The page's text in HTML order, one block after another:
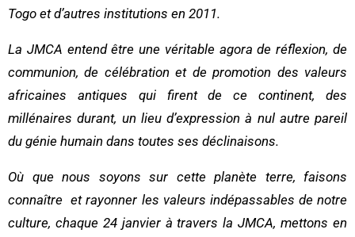
Togo et d’autres institutions en 2011.
La JMCA entend être une véritable agora de réflexion, de
communion, de célébration et de promotion des valeurs
africaines antiques qui firent de ce continent, des
millénaires durant, un lieu d’expression à nul autre pareil
du génie humain dans toutes ses déclinaisons.
Où que nous soyons sur cette planète terre, faisons
connaître et rayonner les valeurs indépassables de notre
culture, chaque 24 janvier à travers la JMCA, mettons en